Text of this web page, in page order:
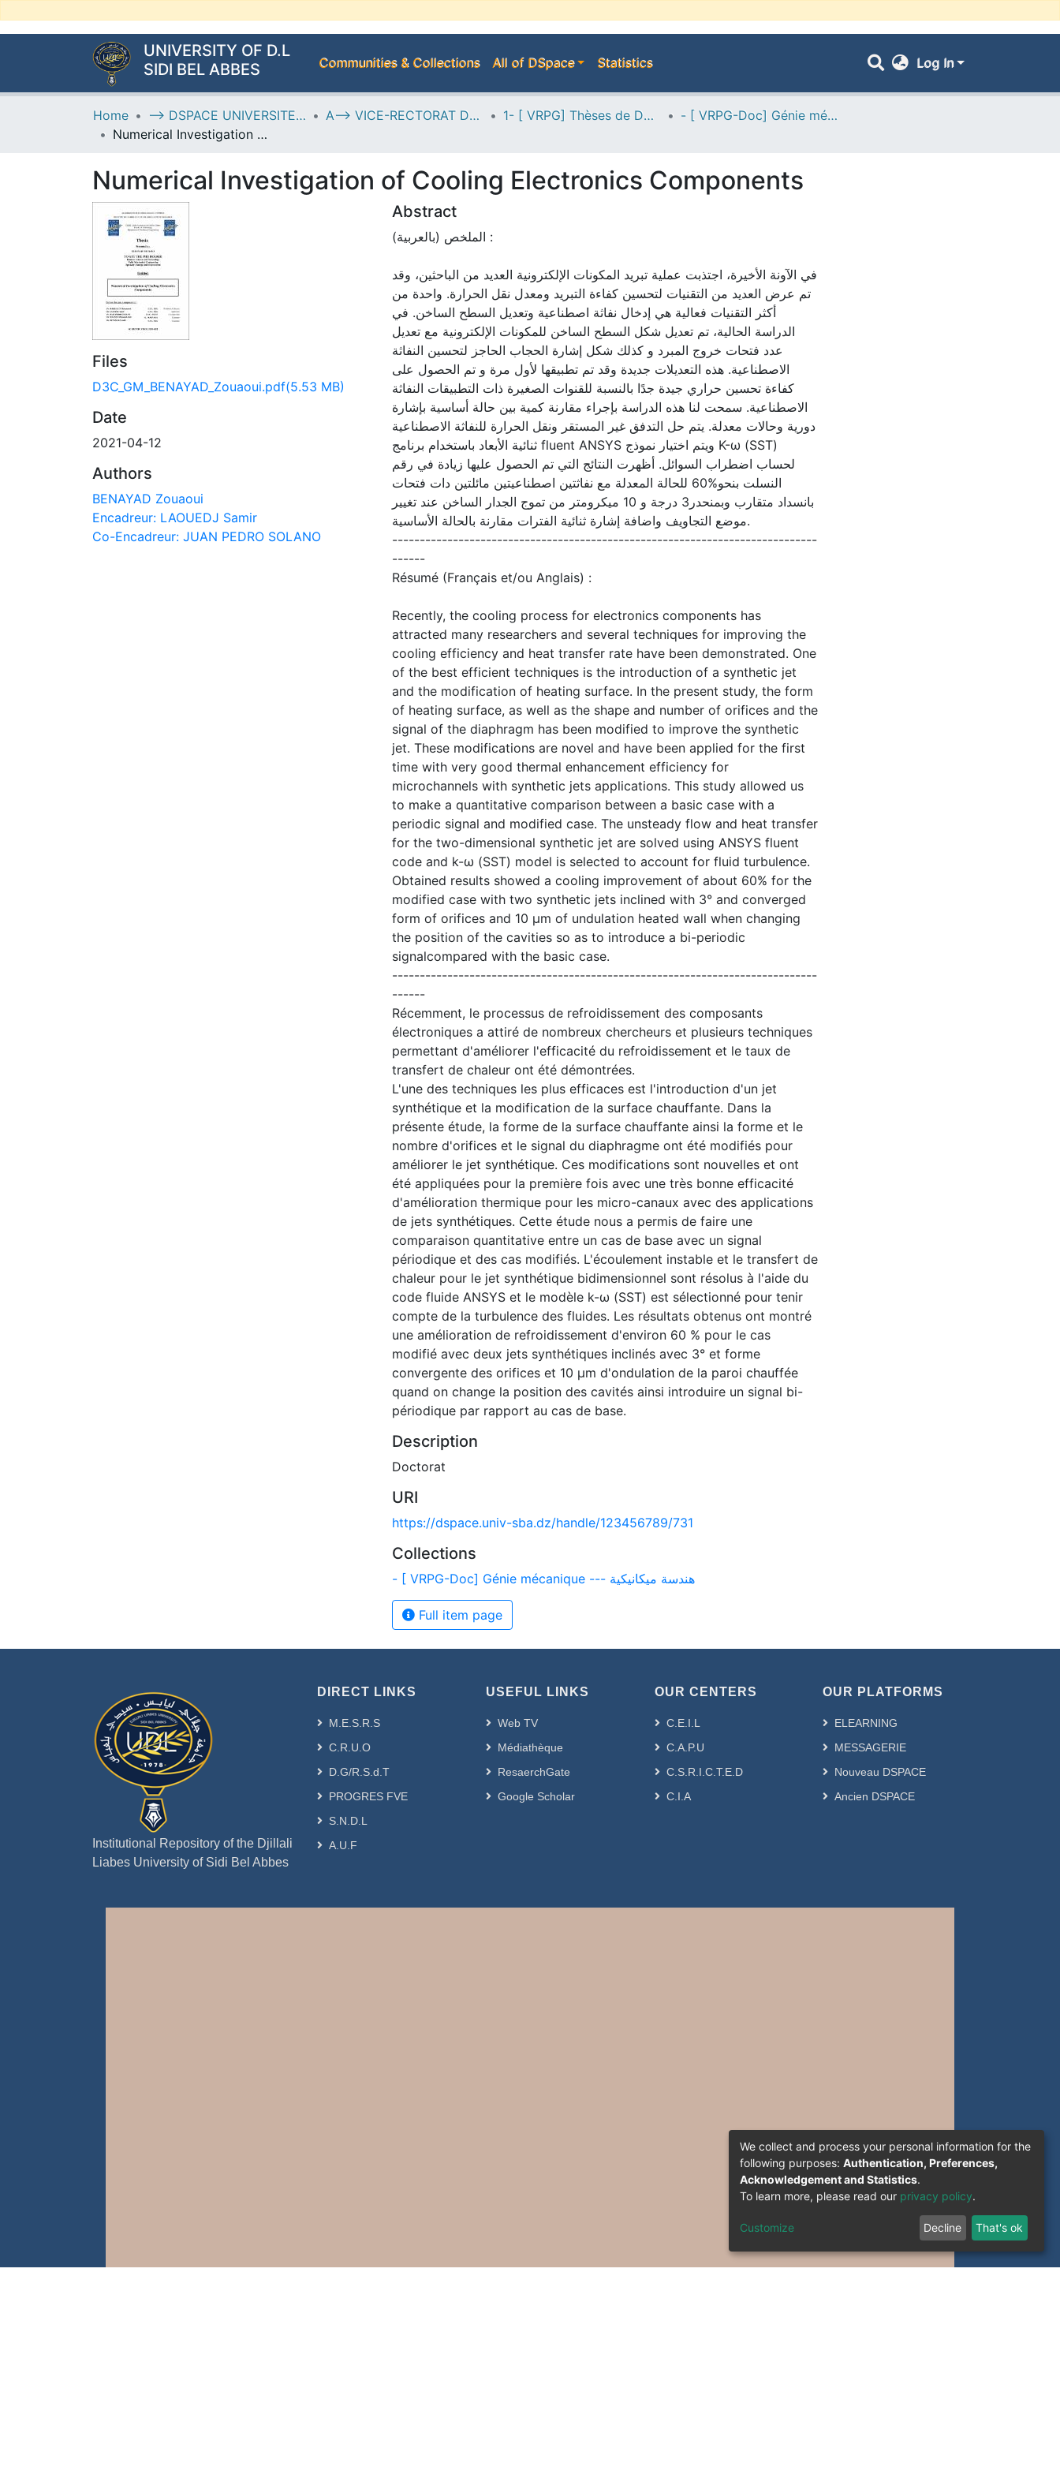
UNIVERSITY OF D.L
SIDI BEL ABBES
Communities & Collections All of DSpace Statistics Log In
Home --> DSPACE UNIVERSITE DJILALLI LIABES DE SIDI BEL ABBES A--> VICE-RECTORAT DE LA POST-GRADUATION 1- [ VRPG] Thèses de Doctorat
- [ VRPG-Doc] Génie mécanique --- هندسة ميكانيكية
Numerical Investigation of Cooling Electronics Components
Numerical Investigation of Cooling Electronics Components
Files
D3C_GM_BENAYAD_Zouaoui.pdf(5.53 MB)
Date
2021-04-12
Authors
BENAYAD Zouaoui
Encadreur: LAOUEDJ Samir
Co-Encadreur: JUAN PEDRO SOLANO
Abstract
الملخص (بالعربية) :
في الآونة الأخيرة، اجتذبت عملية تبريد المكونات الإلكترونية العديد من الباحثين، وقد
تم عرض العديد من التقنيات لتحسين كفاءة التبريد ومعدل نقل الحرارة. واحدة من
أكثر التقنيات فعالية هي إدخال نفاثة اصطناعية وتعديل السطح الساخن. في
الدراسة الحالية، تم تعديل شكل السطح الساخن للمكونات الإلكترونية مع تعديل
عدد فتحات خروج المبرد و كذلك شكل إشارة الحجاب الحاجز لتحسين النفاثة
الاصطناعية. هذه التعديلات جديدة وقد تم تطبيقها لأول مرة و تم الحصول على
كفاءة تحسين حراري جيدة جدًا بالنسبة للقنوات الصغيرة ذات التطبيقات النفاثة
الاصطناعية. سمحت لنا هذه الدراسة بإجراء مقارنة كمية بين حالة أساسية بإشارة
دورية وحالات معدلة. يتم حل التدفق غير المستقر ونقل الحرارة للنفاثة الاصطناعية
ثنائية الأبعاد باستخدام برنامج fluent ANSYS ويتم اختيار نموذج K-ω (SST)
لحساب اضطراب السوائل. أظهرت النتائج التي تم الحصول عليها زيادة في رقم
النسلت بنحو%60 للحالة المعدلة مع نفاثتين اصطناعيتين مائلتين دات فتحات
بانسداد متقارب وبمنحدر3 درجة و 10 ميكرومتر من تموج الجدار الساخن عند تغيير
موضع التجاويف واضافة إشارة ثنائية الفترات مقارنة بالحالة الأساسية.
-----------------------------------------------------------------------------
------
Résumé (Français et/ou Anglais) :
Recently, the cooling process for electronics components has
attracted many researchers and several techniques for improving the
cooling efficiency and heat transfer rate have been demonstrated. One
of the best efficient techniques is the introduction of a synthetic jet
and the modification of heating surface. In the present study, the form
of heating surface, as well as the shape and number of orifices and the
signal of the diaphragm has been modified to improve the synthetic
jet. These modifications are novel and have been applied for the first
time with very good thermal enhancement efficiency for
microchannels with synthetic jets applications. This study allowed us
to make a quantitative comparison between a basic case with a
periodic signal and modified case. The unsteady flow and heat transfer
for the two-dimensional synthetic jet are solved using ANSYS fluent
code and k-ω (SST) model is selected to account for fluid turbulence.
Obtained results showed a cooling improvement of about 60% for the
modified case with two synthetic jets inclined with 3° and converged
form of orifices and 10 µm of undulation heated wall when changing
the position of the cavities so as to introduce a bi-periodic
signalcompared with the basic case.
-----------------------------------------------------------------------------
------
Récemment, le processus de refroidissement des composants
électroniques a attiré de nombreux chercheurs et plusieurs techniques
permettant d'améliorer l'efficacité du refroidissement et le taux de
transfert de chaleur ont été démontrées.
L'une des techniques les plus efficaces est l'introduction d'un jet
synthétique et la modification de la surface chauffante. Dans la
présente étude, la forme de la surface chauffante ainsi la forme et le
nombre d'orifices et le signal du diaphragme ont été modifiés pour
améliorer le jet synthétique. Ces modifications sont nouvelles et ont
été appliquées pour la première fois avec une très bonne efficacité
d'amélioration thermique pour les micro-canaux avec des applications
de jets synthétiques. Cette étude nous a permis de faire une
comparaison quantitative entre un cas de base avec un signal
périodique et des cas modifiés. L'écoulement instable et le transfert de
chaleur pour le jet synthétique bidimensionnel sont résolus à l'aide du
code fluide ANSYS et le modèle k-ω (SST) est sélectionné pour tenir
compte de la turbulence des fluides. Les résultats obtenus ont montré
une amélioration de refroidissement d'environ 60 % pour le cas
modifié avec deux jets synthétiques inclinés avec 3° et forme
convergente des orifices et 10 µm d'ondulation de la paroi chauffée
quand on change la position des cavités ainsi introduire un signal bi-
périodique par rapport au cas de base.
Description
Doctorat
URI
https://dspace.univ-sba.dz/handle/123456789/731
Collections
- [ VRPG-Doc] Génie mécanique --- هندسة ميكانيكية
Full item page
Institutional Repository of the Djillali
Liabes University of Sidi Bel Abbes
DIRECT LINKS
M.E.S.R.S
C.R.U.O
D.G/R.S.d.T
PROGRES FVE
S.N.D.L
A.U.F
USEFUL LINKS
Web TV
Médiathèque
ResaerchGate
Google Scholar
OUR CENTERS
C.E.I.L
C.A.P.U
C.S.R.I.C.T.E.D
C.I.A
OUR PLATFORMS
ELEARNING
MESSAGERIE
Nouveau DSPACE
Ancien DSPACE
We collect and process your personal information for the
following purposes: Authentication, Preferences,
Acknowledgement and Statistics.
To learn more, please read our privacy policy.
Customize Decline That's ok